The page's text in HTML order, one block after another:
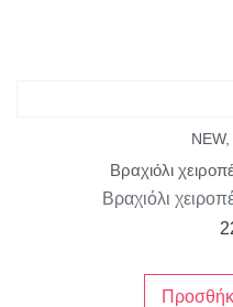
NEW,
Βραχιόλι
Βραχιόλι